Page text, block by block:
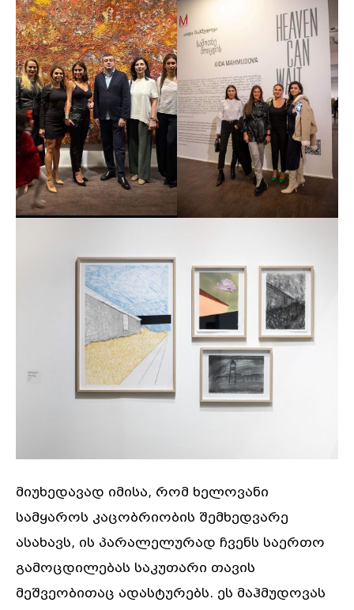
მიუხედავად იმისა, რომ ხელოვანი
სამყაროს კაცობრიობის შემხედვარე
ასახავს, ის პარალელურად ჩვენს საერთო
გამოცდილებას საკუთარი თავის
მეშვეობითაც ადასტურებს. ეს მაჰმუდოვას